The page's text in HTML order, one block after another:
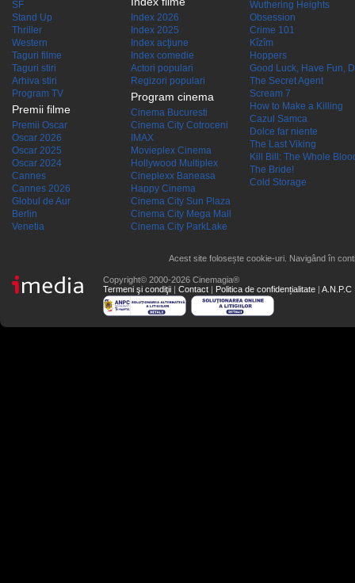
SF
Stand Up
Thriller
Western
Taguri filme
Taguri stiri
Arhiva stiri
Program TV
Premii filme
Premii Oscar
Oscar 2026
Oscar 2025
Oscar 2024
Cannes
Cannes 2026
Globul de Aur
Berlin
Venetia
Index 2026
Index 2025
Index acţiune
Index comedie
Actori populari
Regizori populari
Program cinema
Cinema Bucuresti
Cinema City Cotroceni
IMAX
Movieplex Cinema
Hollywood Multiplex
Cineplexx Baneasa
Happy Cinema
Cinema City Sun Plaza
Cinema City Mega Mall
Cinema City ParkLake
Wuthering Heights
Obsession
Crime 101
Kîzîm
Hoppers
Good Luck, Have Fun,
The Secret Agent
Scream 7
How to Make a Killing
Cazul Samca
Dolce far niente
The Last Viking
Kill Bill: The Whole
The Bride!
Cold Storage
Acest site folosește cookie-uri. Navigând în
Copyright© 2000-2026 Cinemagia®
Termeni şi condiţii | Contact | Politica de confidențialitate | A.N.P.C